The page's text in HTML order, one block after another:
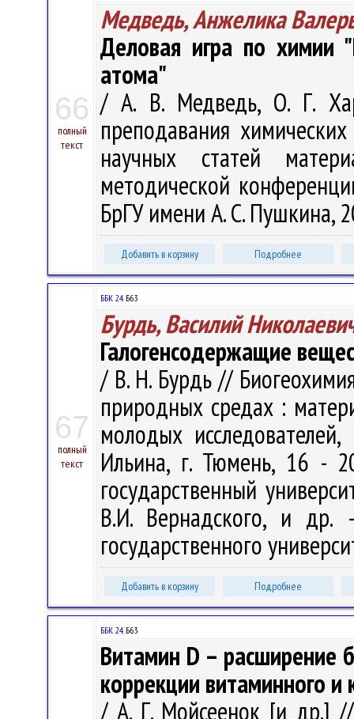
66
полный
текст
Медведь, Анжелика
Деловая игра по химии
атома"
/ А. В. Медведь, О. Г.
преподавания
научных статей
методической
БрГУ имени А. С. Пушкина,
Добавить в корзину Подробнее
67
полный
текст
ББК 24.Б63
Бурдь, Василий
Галогенсодержащие
/ В. Н. Бурдь //
природных средах :
молодых
Ильина, г. Тюмень, 16 -
государственный
В.И. Вернадского, и др.
государственного
Добавить в корзину Подробнее
ББК 24.Б63
Витамин D – расширение
коррекции витаминного и
/ А. Г. Мойсеенок [и др.]